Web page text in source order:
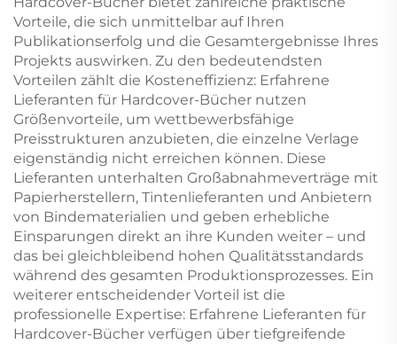
Vorteile, die sich unmittelbar auf Ihren
Publikationserfolg und die Gesamtergebnisse Ihres
Projekts auswirken. Zu den bedeutendsten
Vorteilen zählt die Kosteneffizienz: Erfahrene
Lieferanten für Hardcover-Bücher nutzen
Größenvorteile, um wettbewerbsfähige
Preisstrukturen anzubieten, die einzelne Verlage
eigenständig nicht erreichen können. Diese
Lieferanten unterhalten Großabnahmeverträge mit
Papierherstellern, Tintenlieferanten und Anbietern
von Bindematerialien und geben erhebliche
Einsparungen direkt an ihre Kunden weiter – und
das bei gleichbleibend hohen Qualitätsstandards
während des gesamten Produktionsprozesses. Ein
weiterer entscheidender Vorteil ist die
professionelle Expertise: Erfahrene Lieferanten für
Hardcover-Bücher verfügen über tiefgreifende